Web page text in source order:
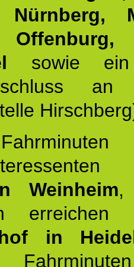
Nürnberg,
Offenburg,
sowie ein
Weinheim,
in